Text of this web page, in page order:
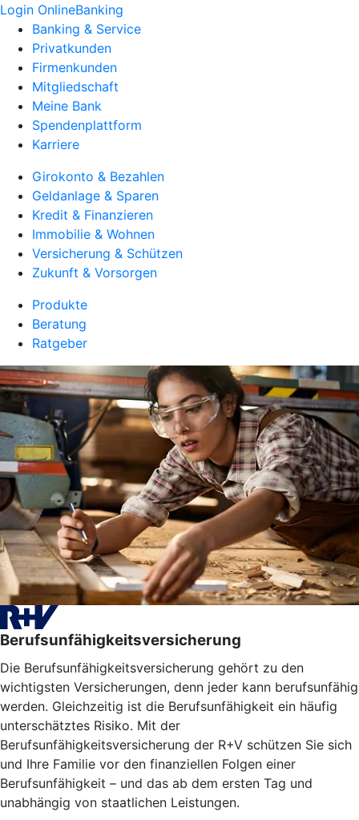
Login OnlineBanking
Banking & Service
Privatkunden
Firmenkunden
Mitgliedschaft
Meine Bank
Spendenplattform
Karriere
Girokonto & Bezahlen
Geldanlage & Sparen
Kredit & Finanzieren
Immobilie & Wohnen
Versicherung & Schützen
Zukunft & Vorsorgen
Produkte
Beratung
Ratgeber
Berufsunfähigkeitsversicherung
Die Berufsunfähigkeitsversicherung gehört zu den
wichtigsten Versicherungen, denn jeder kann berufsunfähig
werden. Gleichzeitig ist die Berufsunfähigkeit ein häufig
unterschätztes Risiko. Mit der
Berufsunfähigkeitsversicherung der R+V schützen Sie sich
und Ihre Familie vor den finanziellen Folgen einer
Berufsunfähigkeit – und das ab dem ersten Tag und
unabhängig von staatlichen Leistungen.